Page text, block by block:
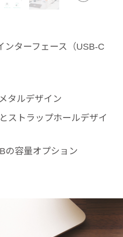
ンターフェース（USB-C
タルデザイン
ストラップホールデザイ
の容量オプション